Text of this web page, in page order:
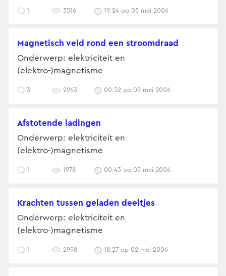
1 3516 19:24 op 05 mei 2006
magnetisch veld rond een stroomdraad
Onderwerp: elektriciteit en
(elektro-)magnetisme
3 2963 00:52 op 03 mei 2006
afstotende ladingen
Onderwerp: elektriciteit en
(elektro-)magnetisme
1 1978 00:43 op 03 mei 2006
krachten tussen geladen deeltjes
Onderwerp: elektriciteit en
(elektro-)magnetisme
1 2998 18:27 op 02 mei 2006